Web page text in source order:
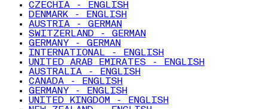
CZECHIA - ENGLISH
DENMARK - ENGLISH
AUSTRIA - GERMAN
SWITZERLAND - GERMAN
GERMANY - GERMAN
INTERNATIONAL - ENGLISH
UNITED ARAB EMIRATES - ENGLISH
AUSTRALIA - ENGLISH
CANADA - ENGLISH
GERMANY - ENGLISH
UNITED KINGDOM - ENGLISH